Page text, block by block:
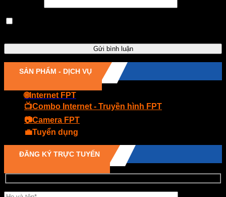
SẢN PHẨM - DỊCH VỤ
🌐Internet FPT
📺Combo Internet - Truyền hình FPT
📷Camera FPT
💼Tuyển dụng
ĐĂNG KÝ TRỰC TUYẾN